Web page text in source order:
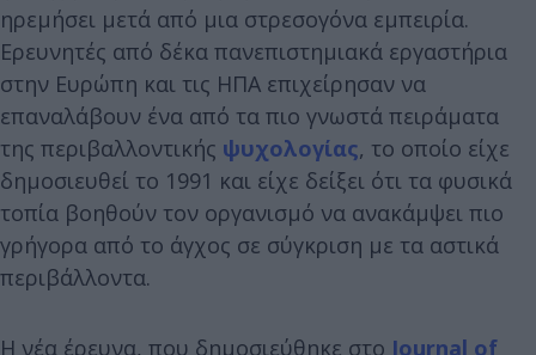
ηρεμήσει μετά από μια στρεσογόνα εμπειρία.
Ερευνητές από δέκα πανεπιστημιακά εργαστήρια
στην Ευρώπη και τις ΗΠΑ επιχείρησαν να
επαναλάβουν ένα από τα πιο γνωστά πειράματα
της περιβαλλοντικής ψυχολογίας, το οποίο είχε
δημοσιευθεί το 1991 και είχε δείξει ότι τα φυσικά
τοπία βοηθούν τον οργανισμό να ανακάμψει πιο
γρήγορα από το άγχος σε σύγκριση με τα αστικά
περιβάλλοντα.
Η νέα έρευνα, που δημοσιεύθηκε στο Journal of